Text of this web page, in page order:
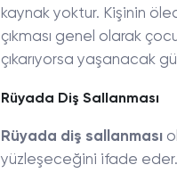
kaynak yoktur. Kişinin
çıkması genel olarak
çıkarıyorsa yaşanacak
Rüyada Diş Sallanması
Rüyada diş sallanması
yüzleşeceğini ifade